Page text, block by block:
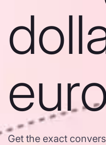
Get the exact